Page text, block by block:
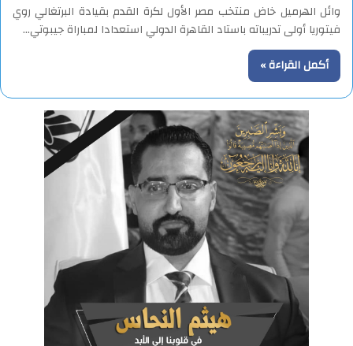
وائل الهرميل خاض منتخب مصر الأول لكرة القدم بقيادة البرتغالي روي
فيتوريا أولى تدريباته باستاد القاهرة الدولي استعدادا لمباراة جيبوتي…
أكمل القراءة »